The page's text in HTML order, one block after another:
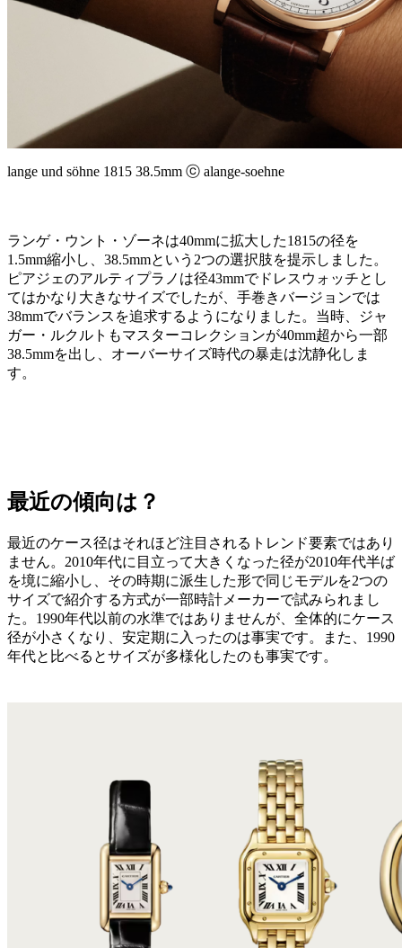
lange und söhne 1815 38.5mm ⓒ alange-soehne
ランゲ・ウント・ゾーネは40mmに拡大した1815の径を
1.5mm縮小し、38.5mmという2つの選択肢を提示しました。
ピアジェのアルティプラノは径43mmでドレスウォッチとし
てはかなり大きなサイズでしたが、手巻きバージョンでは
38mmでバランスを追求するようになりました。当時、ジャ
ガー・ルクルトもマスターコレクションが40mm超から一部
38.5mmを出し、オーバーサイズ時代の暴走は沈静化しま
す。
最近の傾向は？
最近のケース径はそれほど注目されるトレンド要素ではあり
ません。2010年代に目立って大きくなった径が2010年代半ば
を境に縮小し、その時期に派生した形で同じモデルを2つの
サイズで紹介する方式が一部時計メーカーで試みられまし
た。1990年代以前の水準ではありませんが、全体的にケース
径が小さくなり、安定期に入ったのは事実です。また、1990
年代と比べるとサイズが多様化したのも事実です。